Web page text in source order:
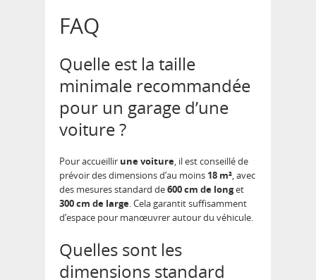
FAQ
Quelle est la taille
minimale recommandée
pour un garage d’une
voiture ?
Pour accueillir une voiture, il est conseillé de
prévoir des dimensions d’au moins 18 m², avec
des mesures standard de600 cm de longet
300 cm de large. Cela garantit suffisamment
d’espace pour manœuvrer autour du véhicule.
Quelles sont les
dimensions standard